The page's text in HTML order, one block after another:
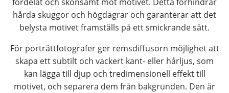
hårda skuggor och högdagrar och garanterar att det
belysta motivet framställs på ett smickrande sätt.
För porträttfotografer ger remsdiffusorn möjlighet att
skapa ett subtilt och vackert kant- eller hårljus, som
kan lägga till djup och tredimensionell effekt till
motivet, och separera dem från bakgrunden. Den är